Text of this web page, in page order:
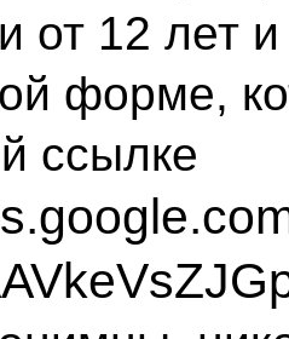
от 12 лет
форме,
ссылке